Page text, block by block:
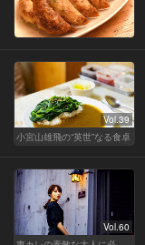
Vol.39
小宮山雄飛の“英世”なる食卓
Vol.60